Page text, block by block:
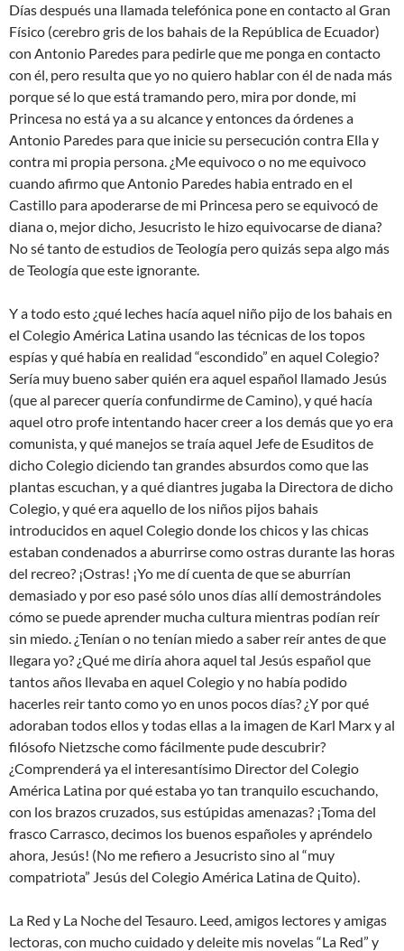
Días después una llamada telefónica pone en contacto al Gran
Físico (cerebro gris de los bahais de la República de Ecuador)
con Antonio Paredes para pedirle que me ponga en contacto
con él, pero resulta que yo no quiero hablar con él de nada más
porque sé lo que está tramando pero, mira por donde, mi
Princesa no está ya a su alcance y entonces da órdenes a
Antonio Paredes para que inicie su persecución contra Ella y
contra mi propia persona. ¿Me equivoco o no me equivoco
cuando afirmo que Antonio Paredes habia entrado en el
Castillo para apoderarse de mi Princesa pero se equivocó de
diana o, mejor dicho, Jesucristo le hizo equivocarse de diana?
No sé tanto de estudios de Teología pero quizás sepa algo más
de Teología que este ignorante.
Y a todo esto ¿qué leches hacía aquel niño pijo de los bahais en
el Colegio América Latina usando las técnicas de los topos
espías y qué había en realidad “escondido” en aquel Colegio?
Sería muy bueno saber quién era aquel español llamado Jesús
(que al parecer quería confundirme de Camino), y qué hacía
aquel otro profe intentando hacer creer a los demás que yo era
comunista, y qué manejos se traía aquel Jefe de Esuditos de
dicho Colegio diciendo tan grandes absurdos como que las
plantas escuchan, y a qué diantres jugaba la Directora de dicho
Colegio, y qué era aquello de los niños pijos bahais
introducidos en aquel Colegio donde los chicos y las chicas
estaban condenados a aburrirse como ostras durante las horas
del recreo? ¡Ostras! ¡Yo me dí cuenta de que se aburrían
demasiado y por eso pasé sólo unos días allí demostrándoles
cómo se puede aprender mucha cultura mientras podían reír
sin miedo. ¿Tenían o no tenían miedo a saber reír antes de que
llegara yo? ¿Qué me diría ahora aquel tal Jesús español que
tantos años llevaba en aquel Colegio y no había podido
hacerles reir tanto como yo en unos pocos días? ¿Y por qué
adoraban todos ellos y todas ellas a la imagen de Karl Marx y al
filósofo Nietzsche como fácilmente pude descubrir?
¿Comprenderá ya el interesantísimo Director del Colegio
América Latina por qué estaba yo tan tranquilo escuchando,
con los brazos cruzados, sus estúpidas amenazas? ¡Toma del
frasco Carrasco, decimos los buenos españoles y apréndelo
ahora, Jesús! (No me refiero a Jesucristo sino al “muy
compatriota” Jesús del Colegio América Latina de Quito).
La Red y La Noche del Tesauro. Leed, amigos lectores y amigas
lectoras, con mucho cuidado y deleite mis novelas “La Red” y